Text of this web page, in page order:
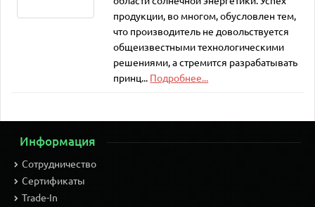
продукции, во многом, обусловлен тем,
что производитель не довольствуется
общеизвестными технологическими
решениями, а стремится разрабатывать
принц... Подробнее...
Информация
Сотрудничество
Сертификаты
Trade-In